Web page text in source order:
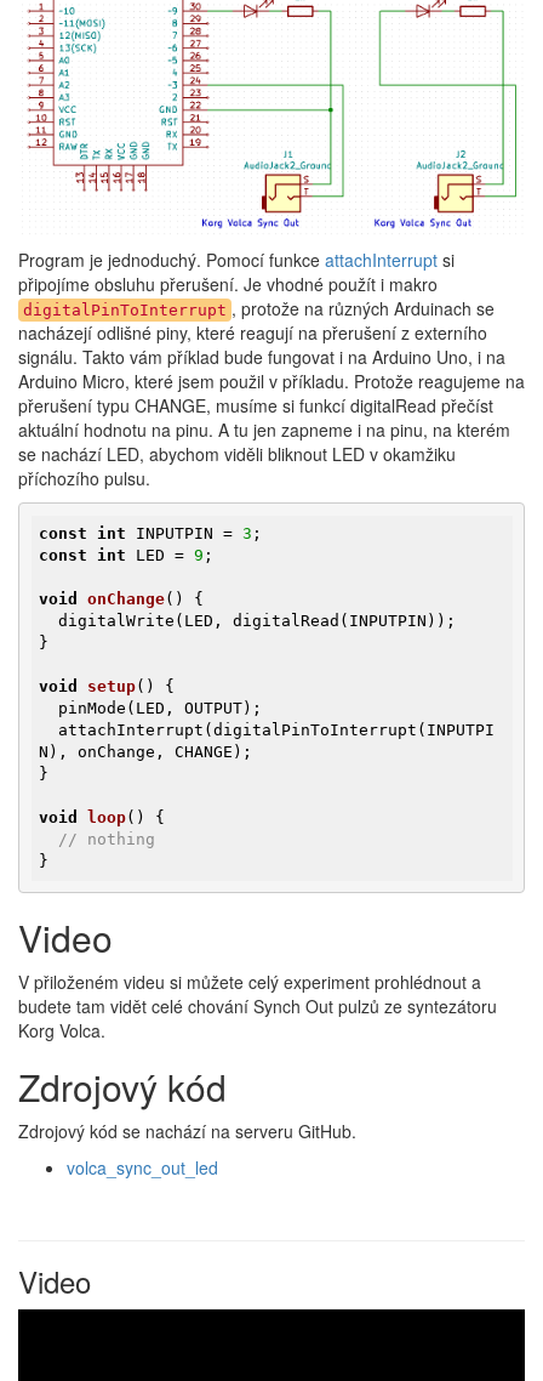
Program je jednoduchý. Pomocí funkce attachInterrupt si
připojíme obsluhu přerušení. Je vhodné použít i makro
digitalPinToInterrupt , protože na různých Arduinach se
nacházejí odlišné piny, které reagují na přerušení z externího
signálu. Takto vám příklad bude fungovat i na Arduino Uno, i na
Arduino Micro, které jsem použil v příkladu. Protože reagujeme na
přerušení typu CHANGE, musíme si funkcí digitalRead přečíst
aktuální hodnotu na pinu. A tu jen zapneme i na pinu, na kterém
se nachází LED, abychom viděli bliknout LED v okamžiku
příchozího pulsu.
const int INPUTPIN = 3
const
int LED = 9 ;
void onChange()
{
}
void setup()
{
N), onChange, CHANGE);
}
void loop()
{
// nothing
}
Video
V přiloženém videu si můžete celý experiment prohlédnout a
budete tam vidět celé chování Synch Out pulzů ze syntezátoru
Korg Volca.
Zdrojový kód
Zdrojový kód se nachází na serveru GitHub.
volca_sync_out_led
Video